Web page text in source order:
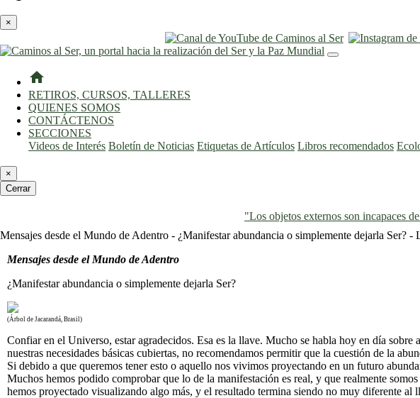
×
home
RETIROS, CURSOS, TALLERES
QUIENES SOMOS
CONTÁCTENOS
SECCIONES
Videos de Interés Boletín de Noticias Etiquetas de Artículos Libros recomendados
×
Cerrar
"Los objetos externos son incapaces
Mensajes desde el Mundo de Adentro - ¿Manifestar abundancia o simplemente dejarla Ser?
Mensajes desde el Mundo de Adentro
¿Manifestar abundancia o simplemente dejarla Ser?
(Árbol de Jacarandá, Brasil)
Confiar en el Universo, estar agradecidos. Esa es la llave. Mucho se habla hoy en día
nuestras necesidades básicas cubiertas, no recomendamos permitir que la cuestión de la
Si debido a que queremos tener esto o aquello nos vivimos proyectando en un futuro
Muchos hemos podido comprobar que lo de la manifestación es real, y que realmente
hemos proyectado visualizando algo más, y el resultado termina siendo no muy diferente al